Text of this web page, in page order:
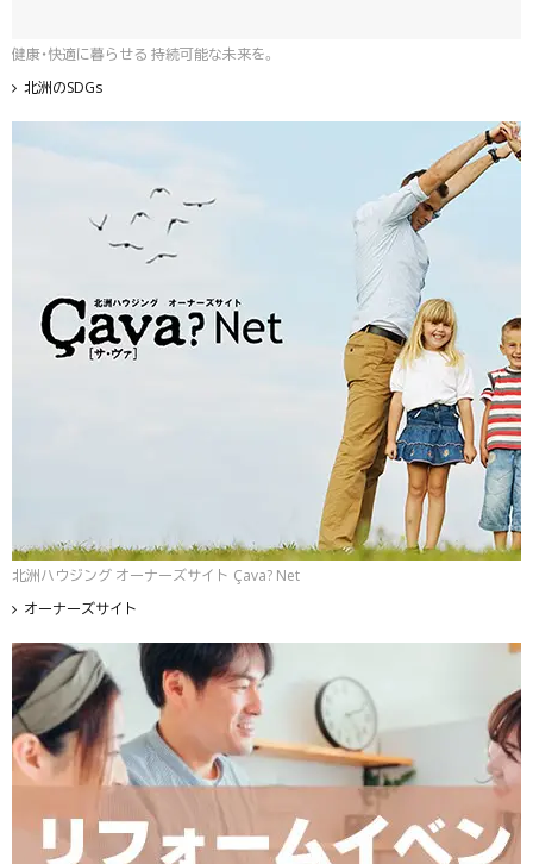
健康・快適に暮らせる 持続可能な未来を。
北洲のSDGs
北洲ハウジング オーナーズサイト Çava? Net
オーナーズサイト